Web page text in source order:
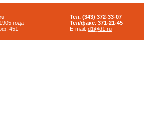
года
451
Тел. (343) 372-33-07
Тел/факс. 371-21-45
E-mail: d1@d1.ru